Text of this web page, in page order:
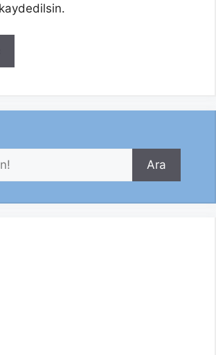
Ara